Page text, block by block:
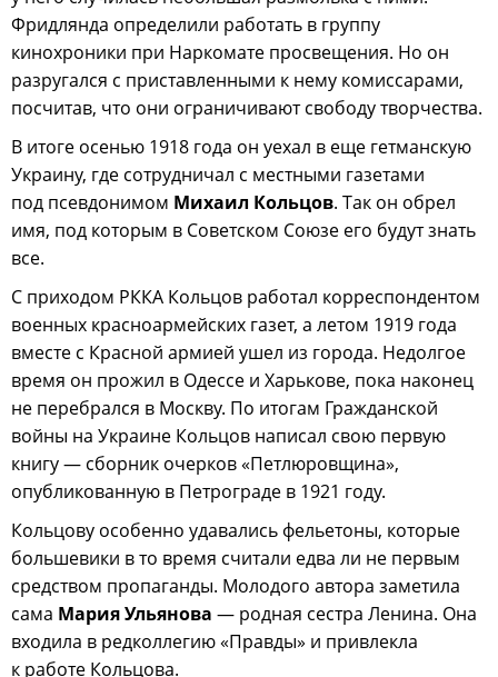
Фридлянда определили работать в группу
кинохроники при Наркомате просвещения. Но он
разругался с приставленными к нему комиссарами,
посчитав, что они ограничивают свободу творчества.
В итоге осенью 1918 года он уехал в еще гетманскую
Украину, где сотрудничал с местными газетами
под псевдонимом Михаил Кольцов. Так он обрел
имя, под которым в Советском Союзе его будут знать
все.
С приходом РККА Кольцов работал корреспондентом
военных красноармейских газет, а летом 1919 года
вместе с Красной армией ушел из города. Недолгое
время он прожил в Одессе и Харькове, пока наконец
не перебрался в Москву. По итогам Гражданской
войны на Украине Кольцов написал свою первую
книгу — сборник очерков «Петлюровщина»,
опубликованную в Петрограде в 1921 году.
Кольцову особенно удавались фельетоны, которые
большевики в то время считали едва ли не первым
средством пропаганды. Молодого автора заметила
сама Мария Ульянова — родная сестра Ленина. Она
входила в редколлегию «Правды» и привлекла
к работе Кольцова.